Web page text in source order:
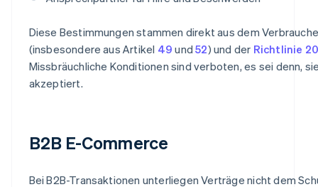
Diese Bestimmungen stammen direkt aus dem
(insbesondere aus Artikel 49 und52) und der Richtlinie
Missbräuchliche Konditionen sind verboten, es sei denn,
akzeptiert.
B2B E-Commerce
Bei B2B-Transaktionen unterliegen Verträge nicht dem